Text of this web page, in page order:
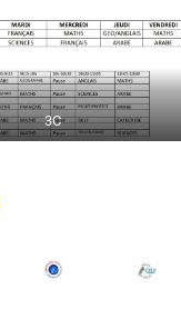
3C